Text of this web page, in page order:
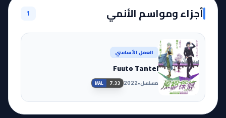
أجزاء ومواسم الأنمي 1
العمل الأساسي
Fuuto Tantei
مسلسل•
2022
MAL 7.33